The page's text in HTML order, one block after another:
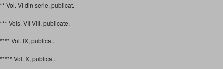
** Vol. VI din serie, publicat.
*** Vols. VII-VIII, publicate.
**** Vol. IX, publicat.
***** Vol. X, publicat.